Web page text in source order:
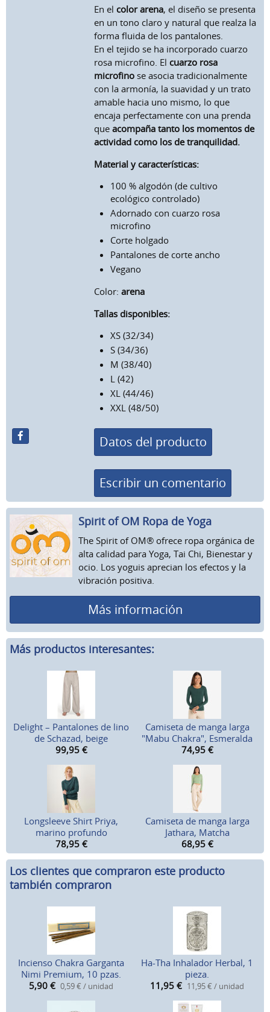
En elcolor arena, el diseño se presenta
en un tono claro y natural que realza la
forma fluida de los pantalones.
En el tejido se ha incorporado cuarzo
rosa microfino. Elcuarzo rosa
microfino se asocia tradicionalmente
con la armonía, la suavidad y un trato
amable hacia uno mismo, lo que
encaja perfectamente con una prenda
queacompaña tanto los momentos de
actividad como los de tranquilidad.
Material y características:
100 % algodón (de cultivo
ecológico controlado)
Adornado con cuarzo rosa
microfino
Corte holgado
Pantalones de corte ancho
Vegano
Color:arena
Tallas disponibles:
XS (32/34)
S (34/36)
M (38/40)
L (42)
XL (44/46)
XXL (48/50)
Datos del producto
Escribir un comentario
Spirit of OM Ropa de Yoga
The Spirit of OM® ofrece ropa orgánica de
alta calidad para Yoga, Tai Chi, Bienestar y
ocio. Los yoguis aprecian los efectos y la
vibración positiva.
Más información
Más productos interesantes:
Delight – Pantalones de lino
de Schazad, beige
99,95 €
Camiseta de manga larga
"Mabu Chakra", Esmeralda
74,95 €
Longsleeve Shirt Priya,
marino profundo
78,95 €
Camiseta de manga larga
Jathara, Matcha
68,95 €
Los clientes que compraron este producto
también compraron
Incienso Chakra Garganta
Nimi Premium, 10 pzas.
5,90 € 0,59 € / unidad
Ha-Tha Inhalador Herbal, 1
pieza.
11,95 € 11,95 € / unidad